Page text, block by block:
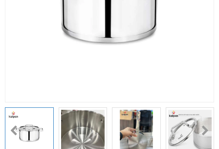
So sánh Yêu thích (0)
Hotline: 0816 505 655
Tải App SanHangRe nhận Quà